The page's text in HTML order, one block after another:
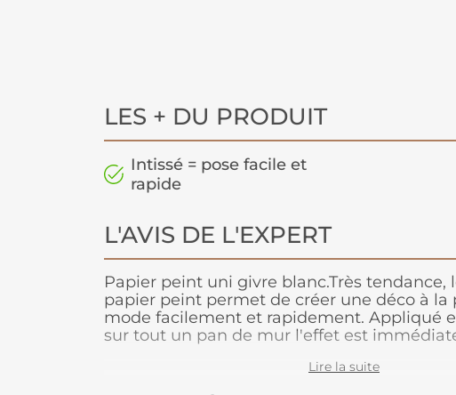
LES + DU PRODUIT
Intissé = pose facile et
rapide
L'AVIS DE L'EXPERT
Papier peint uni givre blanc.Très tendance,
papier peint permet de créer une déco à la
mode facilement et rapidement. Appliqué
sur tout un pan de mur l'effet est
l’eau savonneuse. Plus besoin de table à
Lire la suite